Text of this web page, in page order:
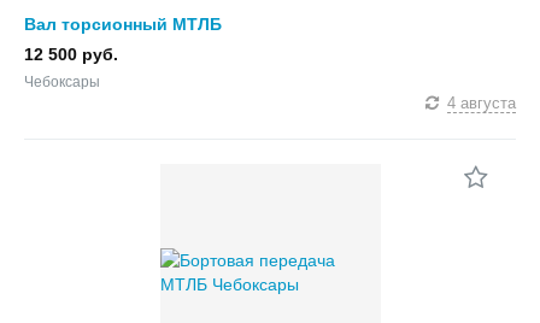
Вал торсионный МТЛБ
12 500 руб.
Чебоксары
4 августа